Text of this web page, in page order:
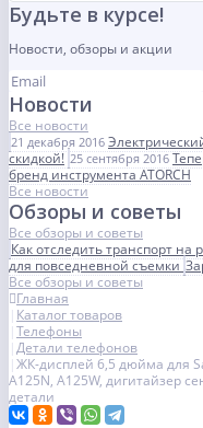
Будьте в курсе!
Новости, обзоры и акции
Новости
Все новости
21 декабря 2016
скидкой! 25 сентября 2016
бренд инструмента ATORCH
Все новости
Обзоры и советы
Все обзоры и советы
Как отследить транспорт на
для повседневной съемки
Все обзоры и советы
Главная
Каталог товаров
Телефоны
Детали телефонов
ЖК-дисплей 6,5 дюйма для
A125N, A125W, дигитайзер
детали